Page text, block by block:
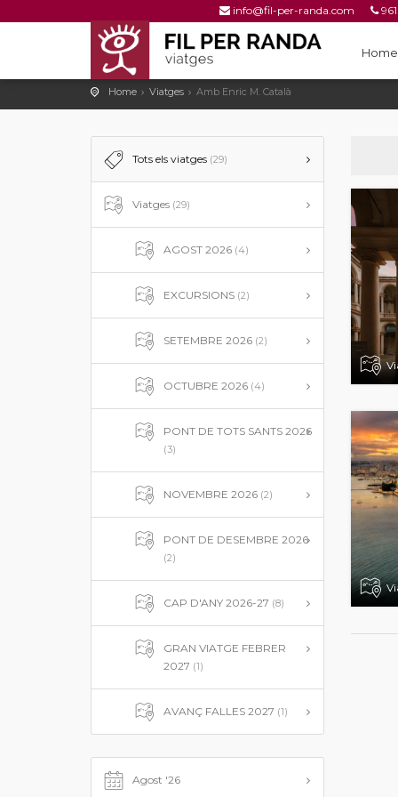
info@fil-per-randa.com
961 25 53 78
Home
Home Viatges Amb Enric M. Català
Tots els viatges (29)
Viatges (29)
AGOST 2026 (4)
EXCURSIONS (2)
SETEMBRE 2026 (2)
OCTUBRE 2026 (4)
PONT DE TOTS SANTS 2026
(3)
NOVEMBRE 2026 (2)
PONT DE DESEMBRE 2026
(2)
CAP D'ANY 2026-27 (8)
GRAN VIATGE FEBRER
2027 (1)
AVANÇ FALLES 2027 (1)
Agost '26